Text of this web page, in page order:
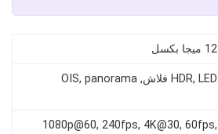
12 ميجا بكسل
HDR, LED فلاش, OIS, panorama
1080p@60, 240fps, 4K@30, 60fps,